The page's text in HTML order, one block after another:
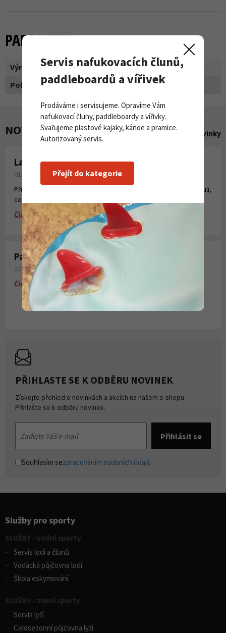
PARAMETRY
Výrobce:Level
Pohlaví:
žena
NOVINKY A AKCE Zobrazit všechny novinky
Laminování pryskyřicí a tkaninou
01. 08. 2026
Připravili jsme pro Vás krátké instruktážní video, kde jsme shrnuli,
co všechno potřebujete k laminování, vytvoření sklolaminátu.
Číst více
Paddleboardy Viking nově v naší nabídce
27. 06. 2026
Číst více
PŘIHLASTE SE K ODBĚRU NOVINEK
Získejte přehled o novinkách a akcích na našem e-shopu.
Přihlašte se k odběru novinek.
Souhlasím sezpracováním osobních údajů
Služby pro sporty
SLUŽBY - vodní sporty
Servis lodí a člunů
Vodácká půjčovna lodí
Škola eskymování
SLUŽBY - zimní sporty
Servis lyží
Celosezonní půjčovna lyží
Servis nafukovacích člunů,
paddleboardů a vířivek
Prodáváme i servisujeme. Opravíme Vám
nafukovací čluny, paddleboardy a vířivky.
Svařujeme plastové kajaky, kánoe a pramice.
Autorizovaný servis.
Přejít do kategorie